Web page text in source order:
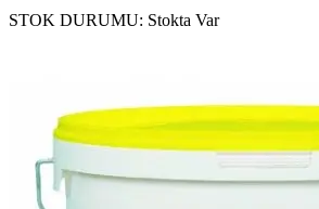
STOK DURUMU: Stokta Var